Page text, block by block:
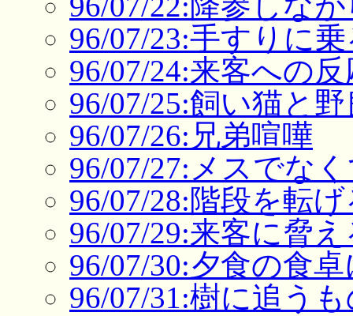
96/07/23:手すりに
96/07/24:来客への反
96/07/25:飼い猫と
96/07/26:兄弟喧嘩
96/07/27:メスでな
96/07/28:階段を転
96/07/29:来客に脅
96/07/30:夕食の食
96/07/31:樹に追う